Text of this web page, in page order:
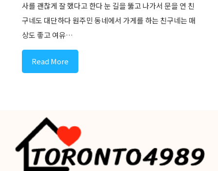
사를 괜찮게 잘 했다고 한다 눈 길을 뚫고 나가서 문을 연 친
구네도 대단하다 원주민 동네에서 가게를 하는 친구네는 매
상도 좋고 여유…
Read More